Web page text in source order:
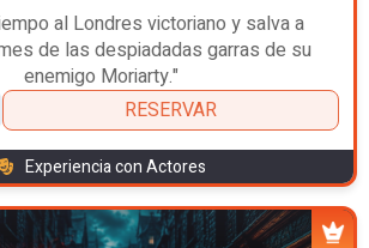
al Londres victoriano y salva a
de las despiadadas garras de su
enemigo Moriarty."
RESERVAR
Experiencia con Actores